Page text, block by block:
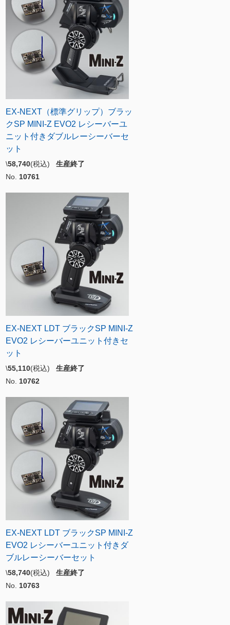
EX-NEXT（標準グリップ）ブラッ
クSP MINI-Z EVO2 レシーバーユ
ニット付きダブルレーシーバーセ
ット
\58,740(税込) 生産終了
No. 10761
EX-NEXT LDT ブラックSP MINI-Z
EVO2 レシーバーユニット付きセ
ット
\55,110(税込) 生産終了
No. 10762
EX-NEXT LDT ブラックSP MINI-Z
EVO2 レシーバーユニット付きダ
ブルレーシーバーセット
\58,740(税込) 生産終了
No. 10763